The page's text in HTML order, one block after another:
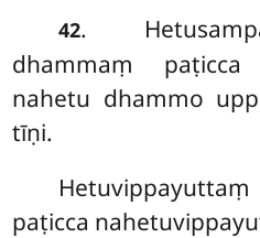
42.
dhammaṃ paṭicca
nahetu dhammo
tīṇi.
paṭicca